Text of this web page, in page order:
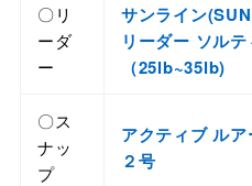
〇リ
ーダ
ー
サンライン
リーダー ソル
（25lb~35lb)
〇ス
ナッ
プ
アクティブ ル
２号